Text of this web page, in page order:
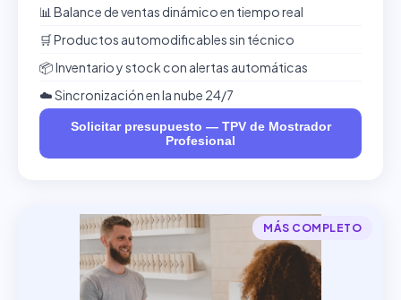
📊 Balance de ventas dinámico en tiempo real
🛒 Productos automodificables sin técnico
📦 Inventario y stock con alertas automáticas
☁️ Sincronización en la nube 24/7
Solicitar presupuesto — TPV de Mostrador
Profesional
MÁS COMPLETO